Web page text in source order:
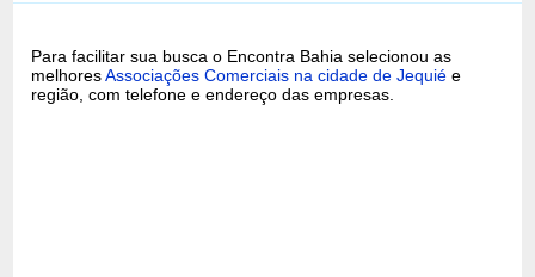
Para facilitar sua busca o Encontra Bahia selecionou as
melhoresAssociações Comerciais na cidade de Jequié e
região, com telefone e endereço das empresas.